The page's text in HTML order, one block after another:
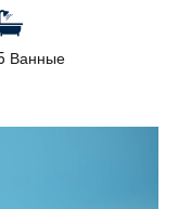
Ванные